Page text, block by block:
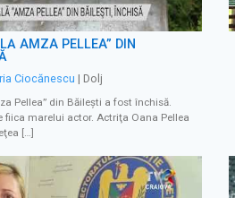
AMZA PELLEA” DIN
Ciocănescu | Dolj
Pellea” din Băileşti a fost închisă.
fiica marelui actor. Actriţa Oana Pellea
[…]